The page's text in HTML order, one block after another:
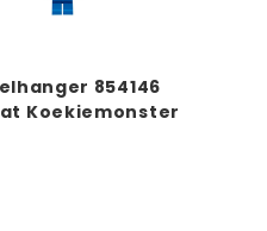
854146
Koekiemonster